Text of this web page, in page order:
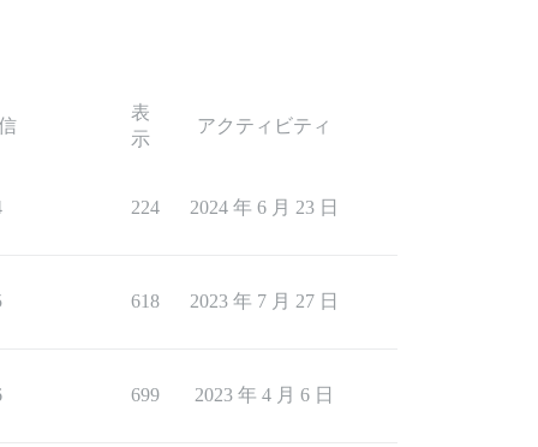
表
示
アクティビティ
224 2024 年 6 月 23 日
618 2023 年 7 月 27 日
699 2023 年 4 月 6 日